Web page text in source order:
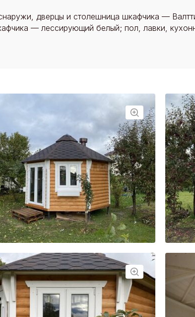
дверцы и столешница шкафчика —
— лессирующий белый; пол, лавки,